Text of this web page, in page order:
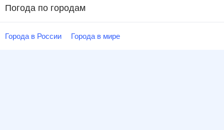
Погода по городам
Города в России Города в мире